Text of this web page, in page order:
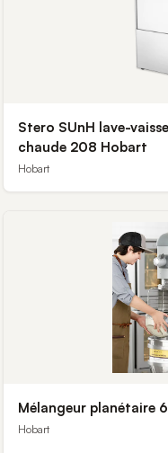
Stero SUnH lave-
chaude 208 Hobart
Hobart
Mélangeur planétaire
Hobart